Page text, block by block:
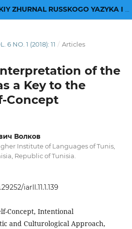
6 NO. 1 (2018): 11 / Articles
of the
a Key to the
Concept
Волков
Institute of Languages of Tunis,
Republic of Tunisia.
iarll.11.1.139
Concept, Intentional
and Culturological Approach,